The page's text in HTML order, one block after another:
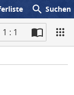
search Suchen
1 : 1